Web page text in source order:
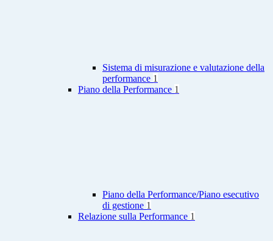
Sistema di misurazione e valutazione della
performance 1
Piano della Performance 1
Piano della Performance/Piano esecutivo
di gestione 1
Relazione sulla Performance 1